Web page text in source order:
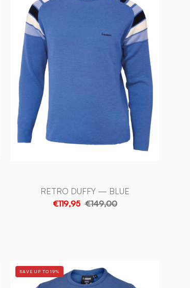
RETRO DUFFY — BLUE
€119,95 €149,00
RETRO
HANG
SAVE UP TO 19%